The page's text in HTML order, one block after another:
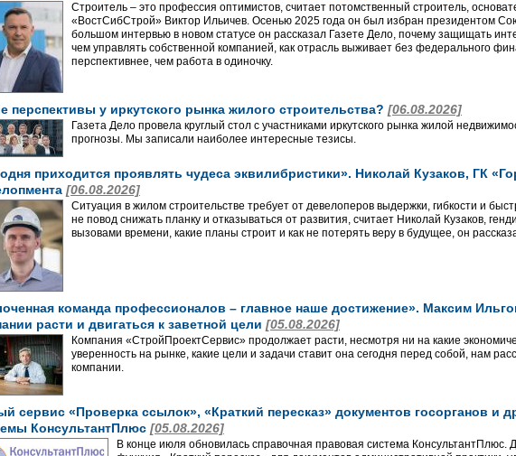
Строитель – это профессия оптимистов, считает потомственный строитель,
«ВостСибСтрой» Виктор Ильичев. Осенью 2025 года он был избран президентом
большом интервью в новом статусе он рассказал Газете Дело, почему защищать
чем управлять собственной компанией, как отрасль выживает без федерального
перспективнее, чем работа в одиночку.
перспективы у иркутского рынка жилого строительства? [06.08.2026]
Газета Дело провела круглый стол с участниками иркутского рынка жилой
прогнозы. Мы записали наиболее интересные тезисы.
приходится проявлять чудеса эквилибристики». Николай Кузаков, ГК
[06.08.2026]
Ситуация в жилом строительстве требует от девелоперов выдержки, гибкости и
не повод снижать планку и отказываться от развития, считает Николай Кузаков,
вызовами времени, какие планы строит и как не потерять веру в будущее, он
команда профессионалов – главное наше достижение». Максим
расти и двигаться к заветной цели [05.08.2026]
Компания «СтройПроектСервис» продолжает расти, несмотря ни на какие
уверенность на рынке, какие цели и задачи ставит она сегодня перед собой, нам
компании.
сервис «Проверка ссылок», «Краткий пересказ» документов госорганов и
КонсультантПлюс [05.08.2026]
В конце июля обновилась справочная правовая система